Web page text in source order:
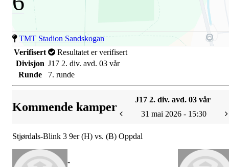
TMT Stadion Sandskogan
Verifisert
Resultatet er verifisert
Divisjon J17 2. div. avd. 03 vår
Runde
7. runde
Kommende kamper
J17 2. div. avd. 03 vår
31 mai 2026 - 15:30
Stjørdals-Blink 3 9er (H) vs. (B) Oppdal
-